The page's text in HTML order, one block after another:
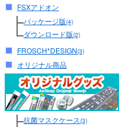
FSXアドオン
パッケージ版(4)
ダウンロード版(2)
FROSCH*DESIGN(3)
オリジナル商品
抗菌マスクケース(3)